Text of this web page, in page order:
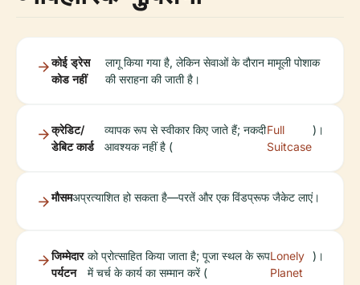
कोई ड्रेस
कोड नहीं
लागू किया गया है, लेकिन सेवाओं के दौरान मामूली पोशाक
की सराहना की जाती है।
क्रेडिट/
डेबिट कार्ड
व्यापक रूप से स्वीकार किए जाते हैं; नकदी
आवश्यक नहीं है (
Full
Suitcase
)।
मौसमअप्रत्याशित हो सकता है—परतें और एक विंडप्रूफ जैकेट लाएं।
जिम्मेदार
पर्यटन
को प्रोत्साहित किया जाता है; पूजा स्थल के रूप
में चर्च के कार्य का सम्मान करें (
Lonely
Planet
)।